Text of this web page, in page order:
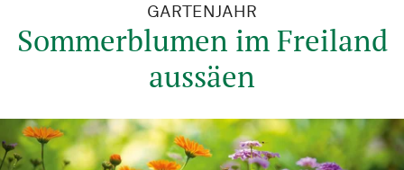
GARTENJAHR
Sommerblumen im Freiland
aussäen